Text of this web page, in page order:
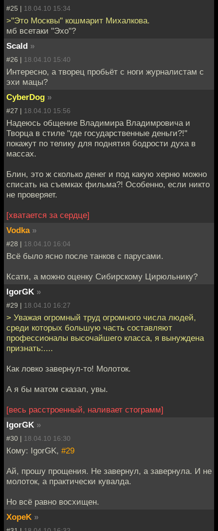
#25 | 18.04.10 15:34
>"Это Москвы" кошмарит Михалкова.
мб всетаки "Эхо"?
Scald »
#26 | 18.04.10 15:40
Интересно, а творец пробьёт с ноги журналистам с
эхи мацы?
CyberDog »
#27 | 18.04.10 15:56
Надеюсь общение Владимира Владимровича и
Творца в стиле "где государственные деньги?!"
покажут по телику для поднятия бодрости духа в
массах.
Блин, это ж сколько денег и под какую херню можно
списать на съемках фильма?! Особенно, если никто
не проверяет.
[хватается за сердце]
Vodka »
#28 | 18.04.10 16:04
Всё было ясно после танков с парусами.
Ксати, а можно оценку Сибирскому Цирюльнику?
IgorGK »
#29 | 18.04.10 16:27
> Уважая огромный труд огромного числа людей,
среди которых большую часть составляют
профессионалы высочайшего класса, я вынуждена
признать:....
Как ловко завернул-то! Молоток.
А я бы матом сказал, увы.
[весь расстроенный, наливает стограмм]
IgorGK »
#30 | 18.04.10 16:30
Кому: IgorGK, #29
Ай, прошу прощения. Не завернул, а завернула. И не
молоток, а практически кувалда.
Но всё равно восхищен.
XopeK »